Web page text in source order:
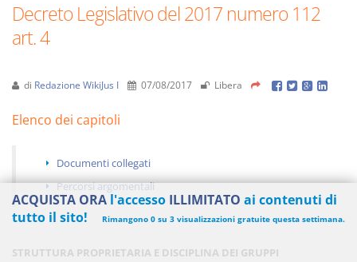
Decreto Legislativo del 2017 numero 112
art. 4
di Redazione WikiJus I 07/08/2017 Libera
Elenco dei capitoli
Documenti collegati
Percorsi argomentali
STRUTTURA PROPRIETARIA E DISCIPLINA DEI GRUPPI
ACQUISTA ORA l'accesso ILLIMITATO ai contenuti di
tutto il sito!
Rimangono 0 su 3 visualizzazioni gratuite questa settimana.